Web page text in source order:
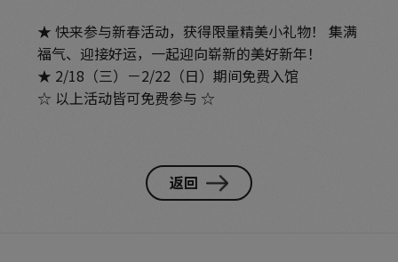
★ 快来参与新春活动，获得限量精美小礼物！ 集满
福气、迎接好运，一起迎向崭新的美好新年！
★ 2/18（三）－2/22（日）期间免费入馆
☆ 以上活动皆可免费参与 ☆
返回